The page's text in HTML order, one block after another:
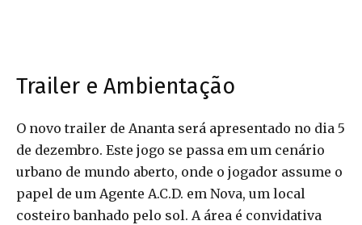
Trailer e Ambientação
O novo trailer de Ananta será apresentado no dia 5
de dezembro. Este jogo se passa em um cenário
urbano de mundo aberto, onde o jogador assume o
papel de um Agente A.C.D. em Nova, um local
costeiro banhado pelo sol. A área é convidativa